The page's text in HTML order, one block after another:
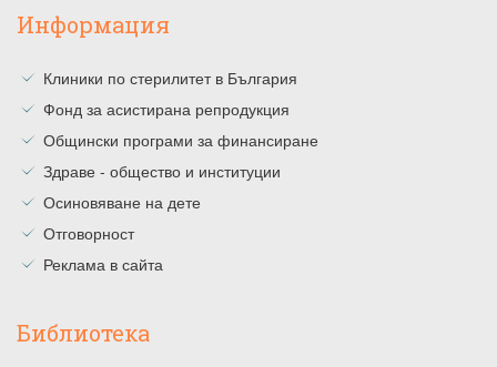
Информация
Клиники по стерилитет в България
Фонд за асистирана репродукция
Общински програми за финансиране
Здраве - общество и институции
Осиновяване на дете
Отговорност
Реклама в сайта
Библиотека